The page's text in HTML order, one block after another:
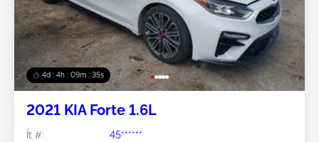
4d : 4h : 09m : 33s
2021 KIA Forte 1.6L
Ít #:
45******